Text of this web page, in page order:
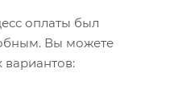
оплаты был
Вы можете